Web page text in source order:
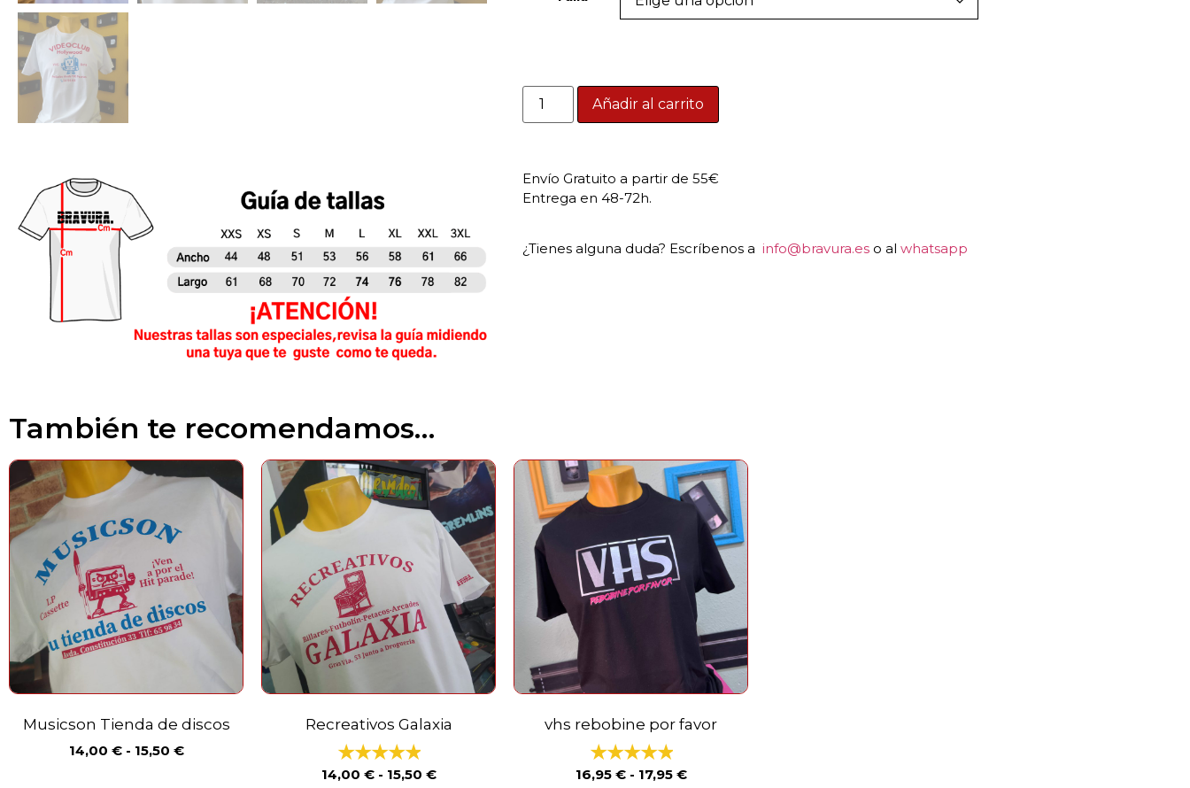
Añadir al carrito
Envío Gratuito a partir de 55€
Entrega en 48-72h.
¿Tienes alguna duda? Escríbenos a info@bravura.es o al whatsapp
También te recomendamos…
Musicson Tienda de discos
14,00 € - 15,50 €
Recreativos Galaxia
14,00 € - 15,50 €
vhs rebobine por favor
16,95 € - 17,95 €